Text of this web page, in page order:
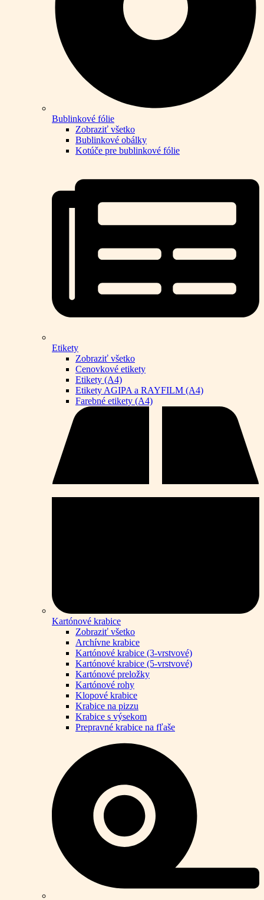
Bublinkové fólie
Zobraziť všetko
Bublinkové obálky
Kotúče pre bublinkové fólie
Etikety
Zobraziť všetko
Cenovkové etikety
Etikety (A4)
Etikety AGIPA a RAYFILM (A4)
Farebné etikety (A4)
Kartónové krabice
Zobraziť všetko
Archívne krabice
Kartónové krabice (3-vrstvové)
Kartónové krabice (5-vrstvové)
Kartónové preložky
Kartónové rohy
Klopové krabice
Krabice na pizzu
Krabice s výsekom
Prepravné krabice na fľaše